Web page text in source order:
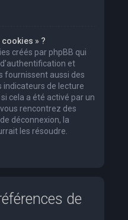
» ?
créés par phpBB qui
et
fournissent aussi des
de lecture
cela a été activé par un
rencontrez des
déconnexion, la
les résoudre.
de